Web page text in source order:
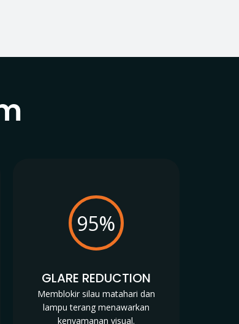
95%
GLARE REDUCTION
Memblokir silau matahari dan
lampu terang menawarkan
kenyamanan visual.